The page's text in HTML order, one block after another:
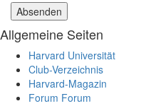
Allgemeine Seiten
Harvard Universität
Club-Verzeichnis
Harvard-Magazin
Forum Forum